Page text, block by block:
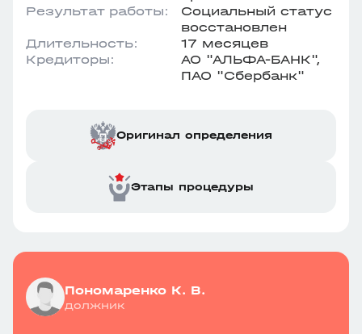
Результат работы:
Социальный статус
восстановлен
Длительность:
17 месяцев
Кредиторы:
АО "АЛЬФА-БАНК",
ПАО "Сбербанк"
Оригинал определения
Этапы процедуры
Пономаренко К. В.
должник